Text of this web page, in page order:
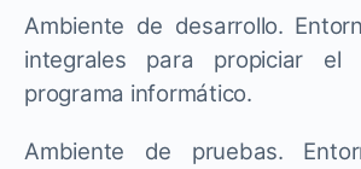
Ambiente de desarrollo.
integrales para propiciar el
programa informático.
Ambiente de pruebas.